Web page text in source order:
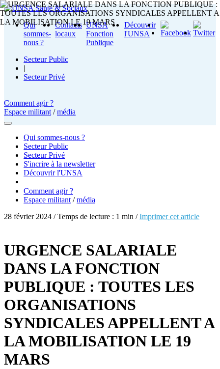
Qui
sommes-
nous ?
Contacts
locaux
UNSA
Fonction
Publique
Découvrir
l'UNSA
Secteur Public
|
Secteur Privé
Comment agir ?
Espace militant /média
Qui sommes-nous ?
Secteur Public
Secteur Privé
S'incrire à la newsletter
Découvrir l'UNSA
Comment agir ?
Espace militant /média
28 février 2024 / Temps de lecture : 1 min /Imprimer cet article
URGENCE SALARIALE
DANS LA FONCTION
PUBLIQUE : TOUTES LES
ORGANISATIONS
SYNDICALES APPELLENT A
LA MOBILISATION LE 19
MARS